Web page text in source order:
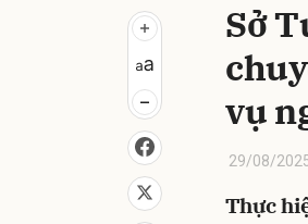
Sở
vụ
29/08/
Thực